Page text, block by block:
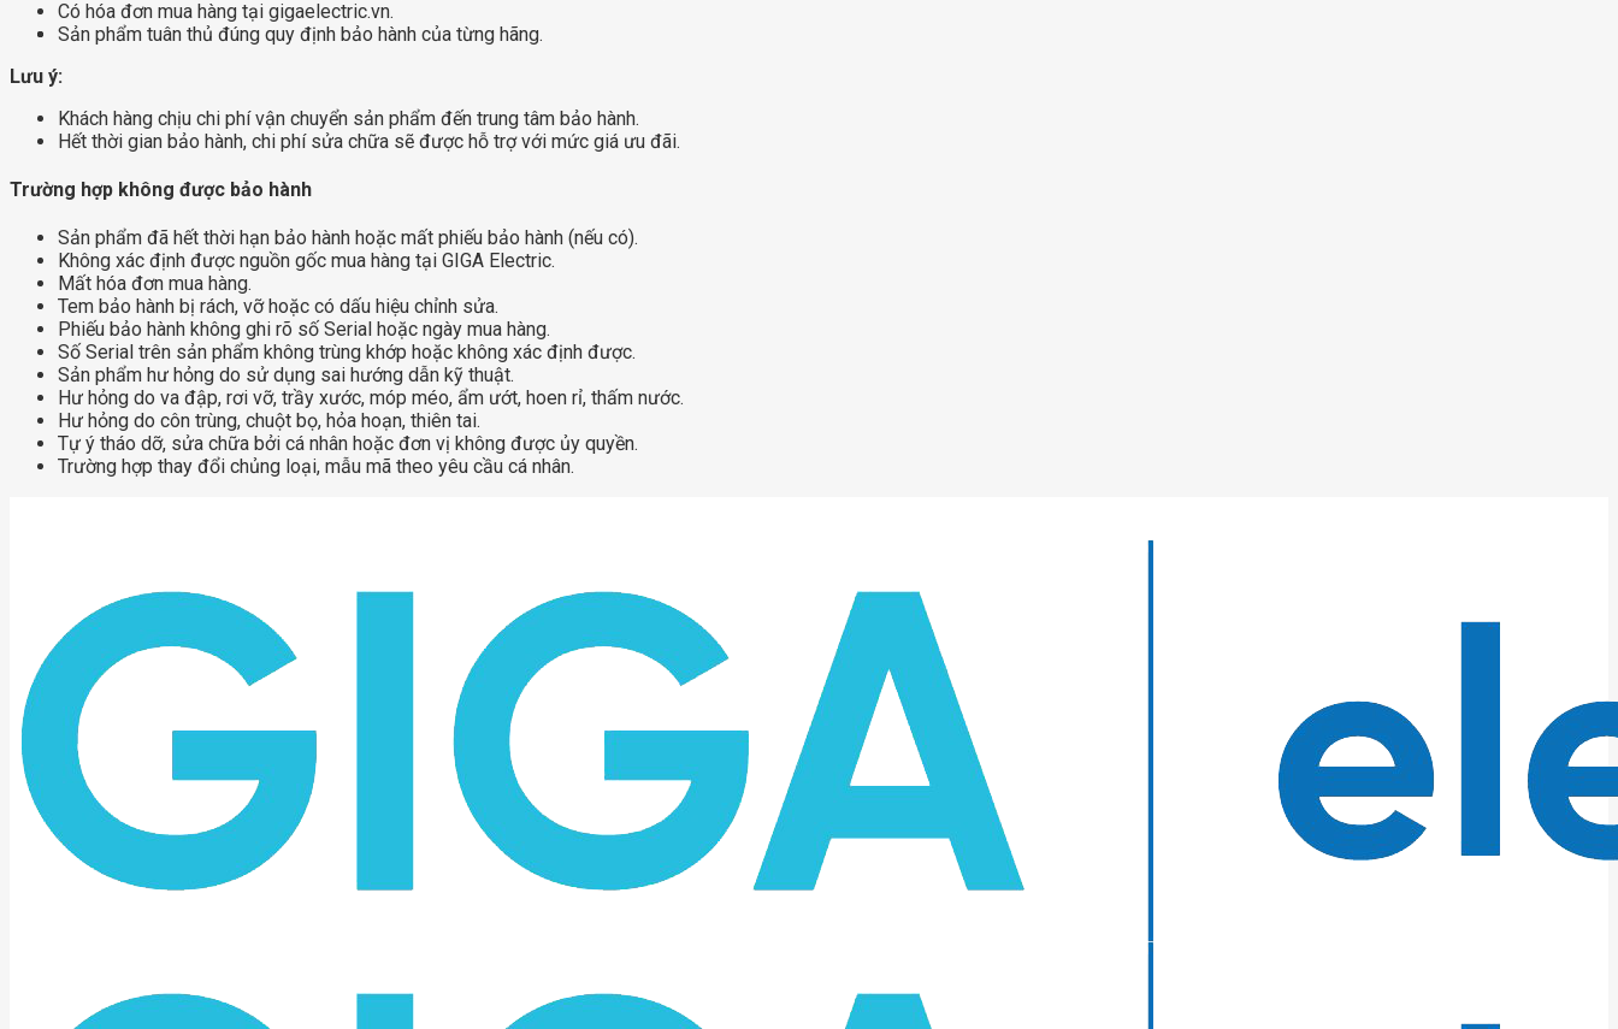
Có hóa đơn mua hàng tại gigaelectric.vn.
Sản phẩm tuân thủ đúng quy định bảo hành của từng hãng.
Lưu ý:
Khách hàng chịu chi phí vận chuyển sản phẩm đến trung tâm bảo hành.
Hết thời gian bảo hành, chi phí sửa chữa sẽ được hỗ trợ với mức giá ưu đãi.
Trường hợp không được bảo hành
Sản phẩm đã hết thời hạn bảo hành hoặc mất phiếu bảo hành (nếu có).
Không xác định được nguồn gốc mua hàng tại GIGA Electric.
Mất hóa đơn mua hàng.
Tem bảo hành bị rách, vỡ hoặc có dấu hiệu chỉnh sửa.
Phiếu bảo hành không ghi rõ số Serial hoặc ngày mua hàng.
Số Serial trên sản phẩm không trùng khớp hoặc không xác định được.
Sản phẩm hư hỏng do sử dụng sai hướng dẫn kỹ thuật.
Hư hỏng do va đập, rơi vỡ, trầy xước, móp méo, ẩm ướt, hoen rỉ, thấm nước.
Hư hỏng do côn trùng, chuột bọ, hỏa hoạn, thiên tai.
Tự ý tháo dỡ, sửa chữa bởi cá nhân hoặc đơn vị không được ủy quyền.
Trường hợp thay đổi chủng loại, mẫu mã theo yêu cầu cá nhân.